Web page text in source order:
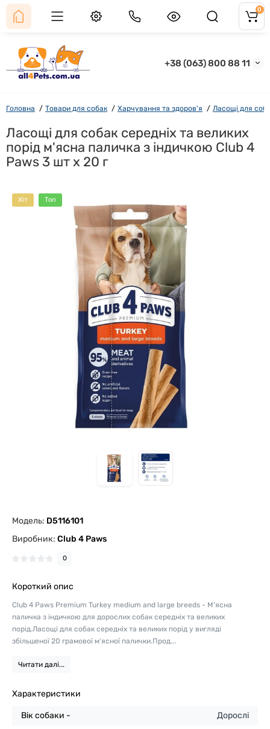
+38 (063) 800 88 11
0
Головна Товари для собак Харчування та здоров'я Ласощі для
Ласощі для собак середніх та великих
порід м'ясна паличка з індичкою Club 4
Paws 3 шт х 20 г
Хіт Топ
Модель: D5116101
Виробник: Club 4 Paws
0
Короткий опис
Club 4 Paws Premium Turkey medium and large breeds - М'ясна
паличка з індичкою для дорослих собак середніх та великих
порід.Ласощі для собак середніх та великих порід у вигляді
збільшеної 20 грамової м’ясної палички.Прод...
Читати далі...
Характеристики
Вік собаки -
Дорослі